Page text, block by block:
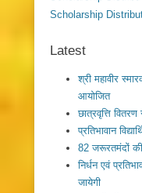
Scholarship
Latest
श्री महावीर
आयोजित
छात्रवृत्ति
प्रतिभावान
82 जरूरतमंदों
निर्धन एवं
जायेगी